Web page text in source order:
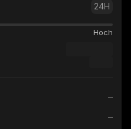
24H
Hoch